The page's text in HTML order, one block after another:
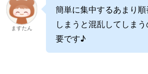
ますたん
簡単に集中するあまり
しまうと混乱してしま
要です♪